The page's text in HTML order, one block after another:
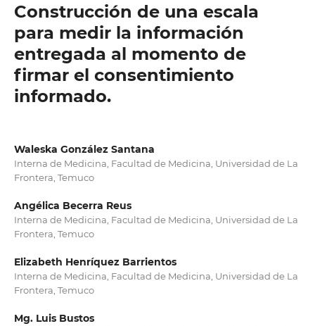
Construcción de una escala
para medir la información
entregada al momento de
firmar el consentimiento
informado.
Waleska González Santana
Interna de Medicina, Facultad de Medicina, Universidad de La
Frontera, Temuco
Angélica Becerra Reus
Interna de Medicina, Facultad de Medicina, Universidad de La
Frontera, Temuco
Elizabeth Henríquez Barrientos
Interna de Medicina, Facultad de Medicina, Universidad de La
Frontera, Temuco
Mg. Luis Bustos